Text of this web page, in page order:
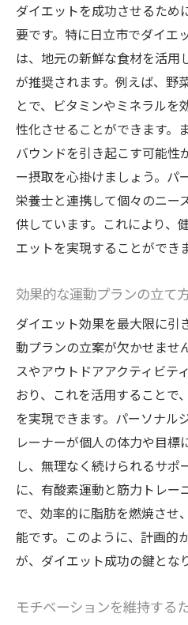
経験豊富なプロに
トレーニング中の
ト
コミュニケーショ
築
モチベーションを
結果を出すための
Triggerジムでのダイエ
紹介
成功事例から学ぶダ
実際の体験談から
困難を乗り越えた
Triggerでの変化を
成功体験が示す
健康的な体重減少を目
ト注意点
無理のないダイエ
食事制限のリスク
リバウンドを防ぐ
健康を損なわない
日立市で見られる間
ダイエットを成功させるため
要です。特に日立市でダイエ
は、地元の新鮮な食材を活用
が推奨されます。例えば、野
とで、ビタミンやミネラルを
性化させることができます。
バウンドを引き起こす可能性
ー摂取を心掛けましょう。パ
栄養士と連携して個々のニー
供しています。これにより、
エットを実現することができ
効果的な運動プランの立て
ダイエット効果を最大限に引
動プランの立案が欠かせませ
スやアウトドアアクティビテ
おり、これを活用することで
を実現できます。パーソナル
レーナーが個人の体力や目
し、無理なく続けられるサポ
に、有酸素運動と筋力トレー
で、効率的に脂肪を燃焼させ
能です。このように、計画的
が、ダイエット成功の鍵とな
モチベーションを維持する